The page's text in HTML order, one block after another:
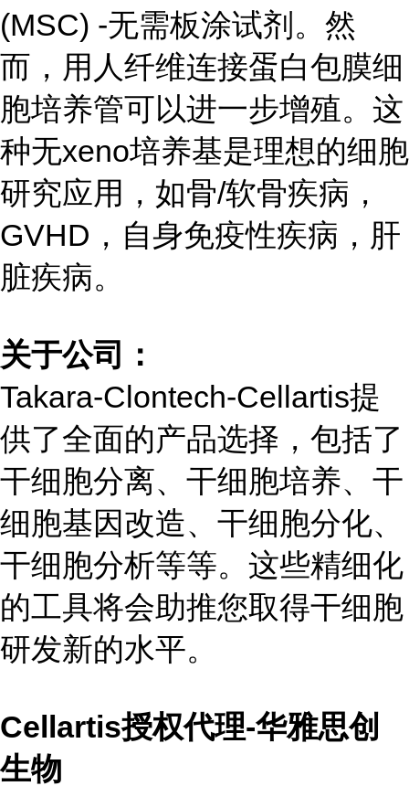
(MSC) -无需板涂试剂。然
而，用人纤维连接蛋白包膜细
胞培养管可以进一步增殖。这
种无xeno培养基是理想的细胞
研究应用，如骨/软骨疾病，
GVHD，自身免疫性疾病，肝
脏疾病。
关于公司：
Takara-Clontech-Cellartis提
供了全面的产品选择，包括了
干细胞分离、干细胞培养、干
细胞基因改造、干细胞分化、
干细胞分析等等。这些精细化
的工具将会助推您取得干细胞
研发新的水平。
Cellartis授权代理-华雅思创
生物